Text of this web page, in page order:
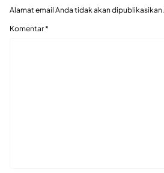
Alamat email Anda tidak akan dipublikasikan.
Komentar*